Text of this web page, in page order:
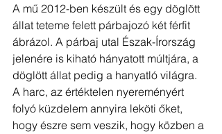
A mű 2012-ben készült és egy döglött
állat teteme felett párbajozó két férfit
ábrázol. A párbaj utal Észak-Írország
jelenére is kiható hányatott múltjára, a
döglött állat pedig a hanyatló világra.
A harc, az értéktelen nyereményért
folyó küzdelem annyira leköti őket,
hogy észre sem veszik, hogy közben a